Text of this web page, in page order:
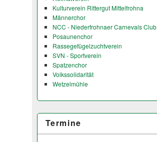
Kulturverein Rittergut Mittelfrohna
Männerchor
NCC - Niederfrohnaer Carnevals Club
Posaunenchor
Rassegefügelzuchtverein
SVN - Sportverein
Spatzenchor
Volkssolidarität
Wetzelmühle
Termine